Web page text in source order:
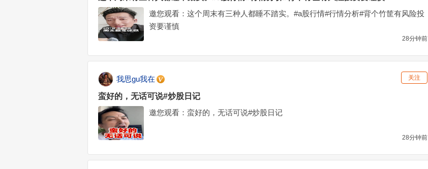
邀您观看：这个周末有三种人都睡不踏实。#a股行情#行情分析#背个竹筐有风险投
资要谨慎
28分钟前
关注
我思gu我在
蛮好的，无话可说#炒股日记
邀您观看：蛮好的，无话可说#炒股日记
28分钟前